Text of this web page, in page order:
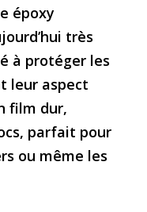
époxy
très
à protéger les
leur aspect
film dur,
parfait pour
ou même les